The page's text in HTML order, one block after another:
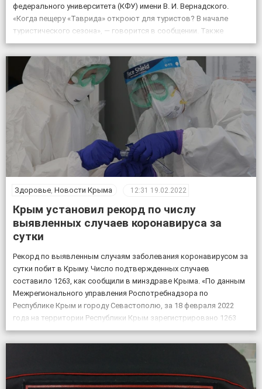
федерального университета (КФУ) имени В. И. Вернадского.
«Когда пещеру «Таврида» откроют для туристов? В начале
туристического сезона», — говорится в сообщении. Также
отмечается, что посещение «Тавриды» будет полностью
безопасным. За возможным движением грунтов и камней […]
Здоровье, Новости Крыма 12:31 19.02.2022
Крым установил рекорд по числу
выявленных случаев коронавируса за
сутки
Рекорд по выявленным случаям заболевания коронавирусом за
сутки побит в Крыму. Число подтвержденных случаев
составило 1263, как сообщили в минздраве Крыма. «По данным
Межрегионального управления Роспотребнадзора по
Республике Крым и городу Севастополю, за 18 февраля 2022
года на территории Республики Крым зарегистрировано 1263
случая новой коронавирусной инфекции, всего выявлено 151605
положительных на COVID-19», – по […]